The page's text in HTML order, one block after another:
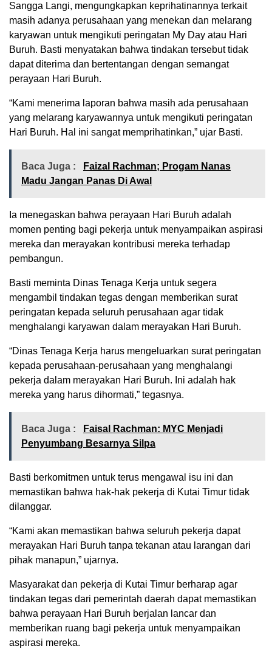
Sangga Langi, mengungkapkan keprihatinannya terkait
masih adanya perusahaan yang menekan dan melarang
karyawan untuk mengikuti peringatan My Day atau Hari
Buruh. Basti menyatakan bahwa tindakan tersebut tidak
dapat diterima dan bertentangan dengan semangat
perayaan Hari Buruh.
“Kami menerima laporan bahwa masih ada perusahaan
yang melarang karyawannya untuk mengikuti peringatan
Hari Buruh. Hal ini sangat memprihatinkan,” ujar Basti.
Baca Juga :
Faizal Rachman; Progam Nanas
Madu Jangan Panas Di Awal
Ia menegaskan bahwa perayaan Hari Buruh adalah
momen penting bagi pekerja untuk menyampaikan aspirasi
mereka dan merayakan kontribusi mereka terhadap
pembangun.
Basti meminta Dinas Tenaga Kerja untuk segera
mengambil tindakan tegas dengan memberikan surat
peringatan kepada seluruh perusahaan agar tidak
menghalangi karyawan dalam merayakan Hari Buruh.
“Dinas Tenaga Kerja harus mengeluarkan surat peringatan
kepada perusahaan-perusahaan yang menghalangi
pekerja dalam merayakan Hari Buruh. Ini adalah hak
mereka yang harus dihormati,” tegasnya.
Baca Juga :
Faisal Rachman: MYC Menjadi
Penyumbang Besarnya Silpa
Basti berkomitmen untuk terus mengawal isu ini dan
memastikan bahwa hak-hak pekerja di Kutai Timur tidak
dilanggar.
“Kami akan memastikan bahwa seluruh pekerja dapat
merayakan Hari Buruh tanpa tekanan atau larangan dari
pihak manapun,” ujarnya.
Masyarakat dan pekerja di Kutai Timur berharap agar
tindakan tegas dari pemerintah daerah dapat memastikan
bahwa perayaan Hari Buruh berjalan lancar dan
memberikan ruang bagi pekerja untuk menyampaikan
aspirasi mereka.